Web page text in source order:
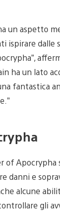
un aspetto
ispirare dalle
ha un lato
fantastica
of Apocrypha
danni e
alcune
gli